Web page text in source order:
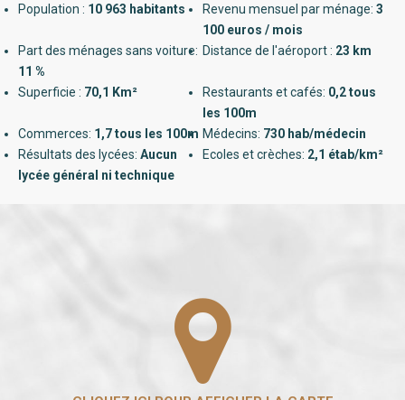
Population : 10 963 habitants Revenu mensuel par ménage: 3
100 euros / mois
Part des ménages sans voiture:
11 %
Distance de l'aéroport : 23 km
Superficie : 70,1 Km² Restaurants et cafés: 0,2 tous
les 100m
Commerces: 1,7 tous les 100m Médecins: 730 hab/médecin
Résultats des lycées: Aucun
lycée général ni technique
Ecoles et crèches: 2,1 étab/km²